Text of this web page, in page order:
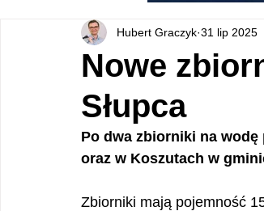
Nowe
Słupca
Hubert Graczyk 31 lip 2025
Po dwa zbiorniki na
oraz w Koszutach w
Zbiorniki mają pojemność